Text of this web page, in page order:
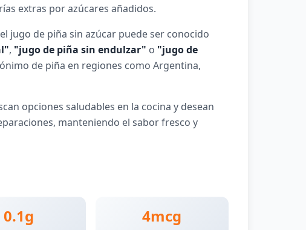
extras por azúcares añadidos.
jugo de piña sin azúcar puede ser conocido
, "jugo de piña sin endulzar" o "jugo de
de piña en regiones como Argentina,
opciones saludables en la cocina y desean
manteniendo el sabor fresco y
0.1g 4mcg